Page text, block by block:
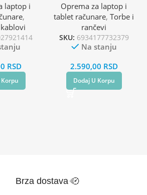
laptop i
,
RSD
Oprema za laptop i
tablet računare,Torbe i
rančevi
SKU: 6934177732379
Na stanju
2.590,00 RSD
Dodaj U Korpu
Brza dostava